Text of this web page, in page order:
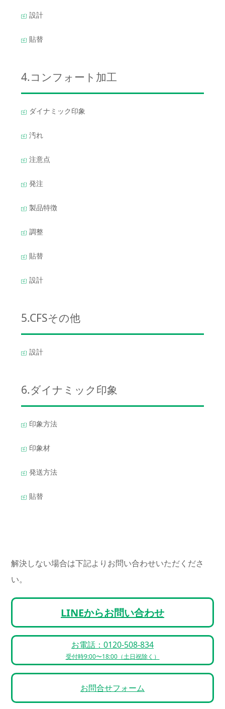
設計
貼替
4.コンフォート加工
ダイナミック印象
汚れ
注意点
発注
製品特徴
調整
貼替
設計
5.CFSその他
設計
6.ダイナミック印象
印象方法
印象材
発送方法
貼替
解決しない場合は下記よりお問い合わせいただくださ
い。
LINEからお問い合わせ
お電話：0120-508-834
受付時9:00〜18:00（土日祝除く）
お問合せフォーム